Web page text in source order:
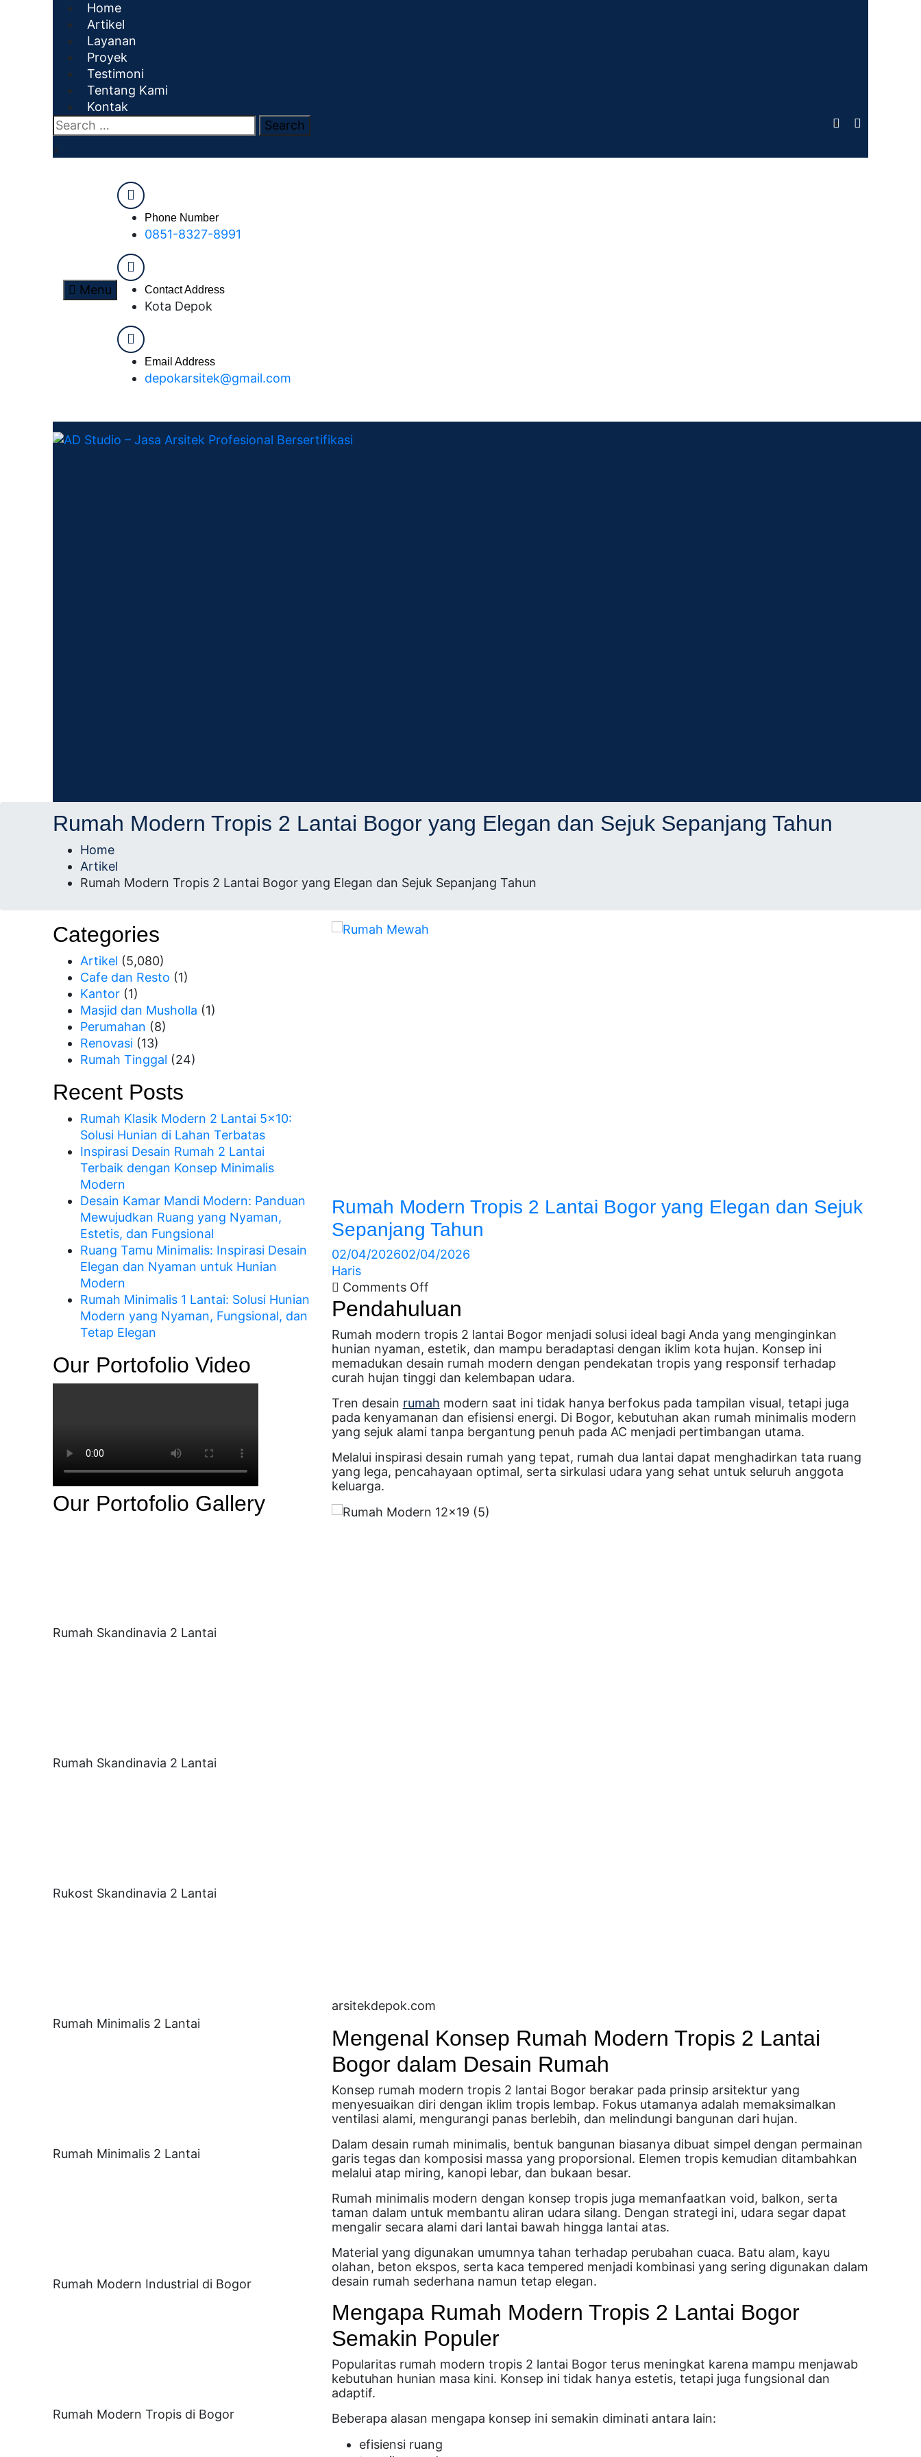
Home
Artikel
Layanan
Proyek
Testimoni
Tentang Kami
Kontak
x
Menu
Phone Number
0851-8327-8991
Contact Address
Kota Depok
Email Address
depokarsitek@gmail.com
AD Studio – Jasa Arsitek
Profesional Bersertifikasi
Rumah Modern Tropis 2 Lantai Bogor yang Elegan dan Sejuk Sepanjang Tahun
Home
Artikel
Rumah Modern Tropis 2 Lantai Bogor yang Elegan dan Sejuk Sepanjang Tahun
Categories
Artikel (5,080)
Cafe dan Resto (1)
Kantor (1)
Masjid dan Musholla (1)
Perumahan (8)
Renovasi (13)
Rumah Tinggal (24)
Recent Posts
Rumah Klasik Modern 2 Lantai 5×10:
Solusi Hunian di Lahan Terbatas
Inspirasi Desain Rumah 2 Lantai
Terbaik dengan Konsep Minimalis
Modern
Desain Kamar Mandi Modern: Panduan
Mewujudkan Ruang yang Nyaman,
Estetis, dan Fungsional
Ruang Tamu Minimalis: Inspirasi Desain
Elegan dan Nyaman untuk Hunian
Modern
Rumah Minimalis 1 Lantai: Solusi Hunian
Modern yang Nyaman, Fungsional, dan
Tetap Elegan
Our Portofolio Video
Our Portofolio Gallery
Rumah Skandinavia 2 Lantai
Rumah Skandinavia 2 Lantai
Rukost Skandinavia 2 Lantai
Rumah Minimalis 2 Lantai
Rumah Minimalis 2 Lantai
Rumah Modern Industrial di Bogor
Rumah Modern Tropis di Bogor
Rumah Modern Tropis 2 Lantai Bogor yang Elegan dan Sejuk
Sepanjang Tahun
02/04/202602/04/2026
Haris
Comments Off
Pendahuluan
Rumah modern tropis 2 lantai Bogor menjadi solusi ideal bagi Anda yang menginginkan
hunian nyaman, estetik, dan mampu beradaptasi dengan iklim kota hujan. Konsep ini
memadukan desain rumah modern dengan pendekatan tropis yang responsif terhadap
curah hujan tinggi dan kelembapan udara.
Tren desain rumah modern saat ini tidak hanya berfokus pada tampilan visual, tetapi juga
pada kenyamanan dan efisiensi energi. Di Bogor, kebutuhan akan rumah minimalis modern
yang sejuk alami tanpa bergantung penuh pada AC menjadi pertimbangan utama.
Melalui inspirasi desain rumah yang tepat, rumah dua lantai dapat menghadirkan tata ruang
yang lega, pencahayaan optimal, serta sirkulasi udara yang sehat untuk seluruh anggota
keluarga.
arsitekdepok.com
Mengenal Konsep Rumah Modern Tropis 2 Lantai
Bogor dalam Desain Rumah
Konsep rumah modern tropis 2 lantai Bogor berakar pada prinsip arsitektur yang
menyesuaikan diri dengan iklim tropis lembap. Fokus utamanya adalah memaksimalkan
ventilasi alami, mengurangi panas berlebih, dan melindungi bangunan dari hujan.
Dalam desain rumah minimalis, bentuk bangunan biasanya dibuat simpel dengan permainan
garis tegas dan komposisi massa yang proporsional. Elemen tropis kemudian ditambahkan
melalui atap miring, kanopi lebar, dan bukaan besar.
Rumah minimalis modern dengan konsep tropis juga memanfaatkan void, balkon, serta
taman dalam untuk membantu aliran udara silang. Dengan strategi ini, udara segar dapat
mengalir secara alami dari lantai bawah hingga lantai atas.
Material yang digunakan umumnya tahan terhadap perubahan cuaca. Batu alam, kayu
olahan, beton ekspos, serta kaca tempered menjadi kombinasi yang sering digunakan dalam
desain rumah sederhana namun tetap elegan.
Mengapa Rumah Modern Tropis 2 Lantai Bogor
Semakin Populer
Popularitas rumah modern tropis 2 lantai Bogor terus meningkat karena mampu menjawab
kebutuhan hunian masa kini. Konsep ini tidak hanya estetis, tetapi juga fungsional dan
adaptif.
Beberapa alasan mengapa konsep ini semakin diminati antara lain:
efisiensi ruang